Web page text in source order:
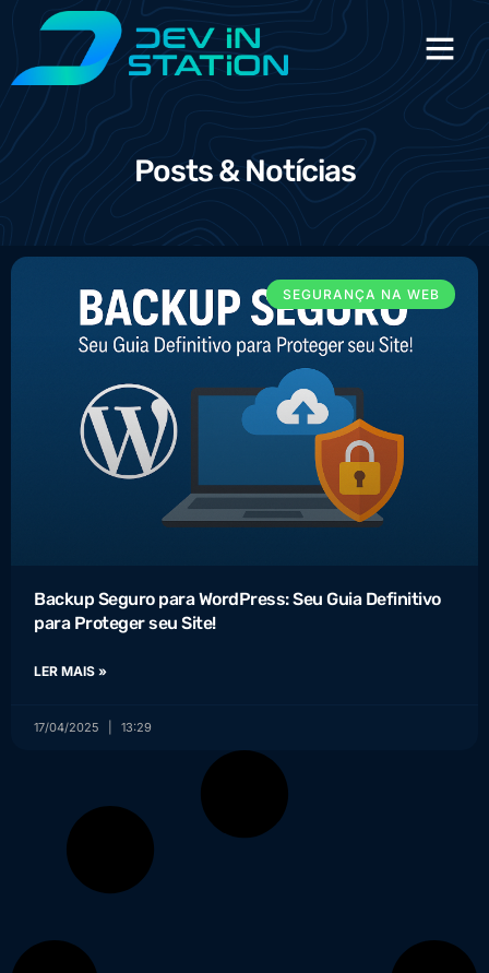
Posts & Notícias
SEGURANÇA NA WEB
Backup Seguro para WordPress: Seu Guia Definitivo
para Proteger seu Site!
LER MAIS »
17/04/2025 13:29